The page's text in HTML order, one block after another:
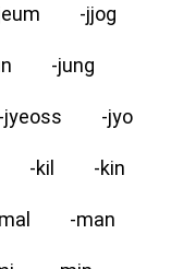
-jjog
-jung
-jyeoss -jyo
-kil -kin
-man